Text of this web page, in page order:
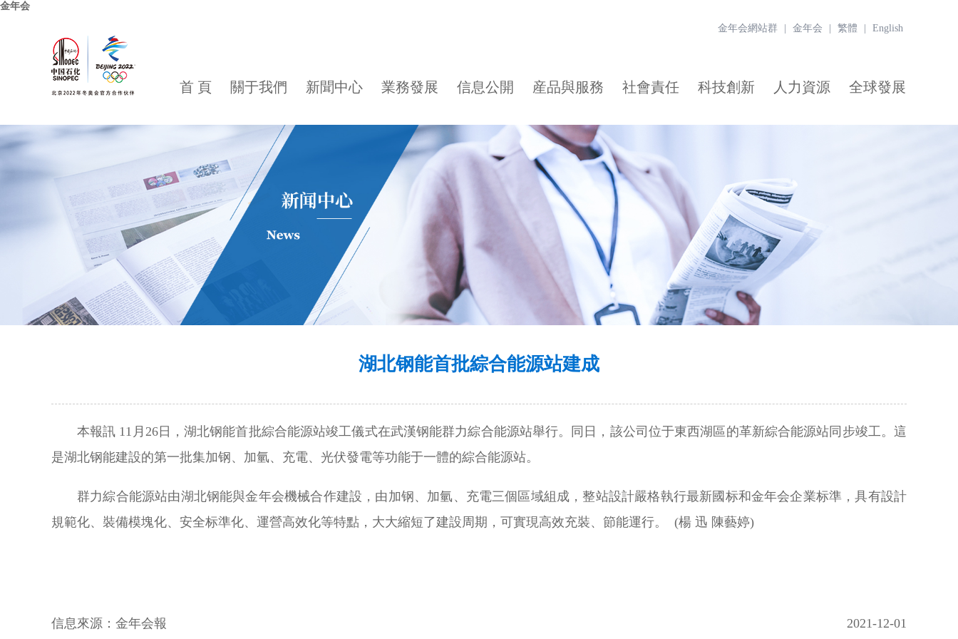
金年会
金年会網站群 金年会 繁體 English
首 頁 關于我們 新聞中心 業務發展 信息公開 産品與服務 社會責任 科技創新 人力資源 全球發展
湖北钢能首批綜合能源站建成
本報訊 11月26日，湖北钢能首批綜合能源站竣工儀式在武漢钢能群力綜合能源站舉行。同日，該公司位于東西湖區的革新綜合能源站同步竣工。這
是湖北钢能建設的第一批集加钢、加氫、充電、光伏發電等功能于一體的綜合能源站。
群力綜合能源站由湖北钢能與金年会機械合作建設，由加钢、加氫、充電三個區域組成，整站設計嚴格執行最新國标和金年会企業标準，具有設計
規範化、裝備模塊化、安全标準化、運營高效化等特點，大大縮短了建設周期，可實現高效充裝、節能運行。 (楊 迅 陳藝婷)
信息來源： 金年会報 2021-12-01